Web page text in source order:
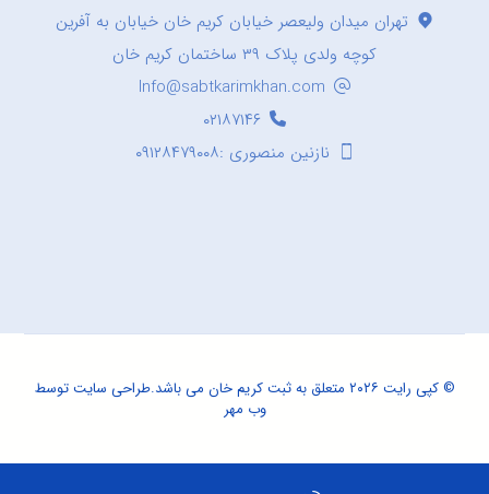
تهران میدان ولیعصر خیابان کریم خان خیابان به آفرین
کوچه ولدی پلاک ۳۹ ساختمان کریم خان
Info@sabtkarimkhan.com
۰۲۱۸۷۱۴۶
نازنین منصوری :۰۹۱۲۸۴۷۹۰۰۸
© کپی رایت ۲۰۲۶ متعلق به ثبت کریم خان می باشد. طراحی سایتتوسط
وب مهر